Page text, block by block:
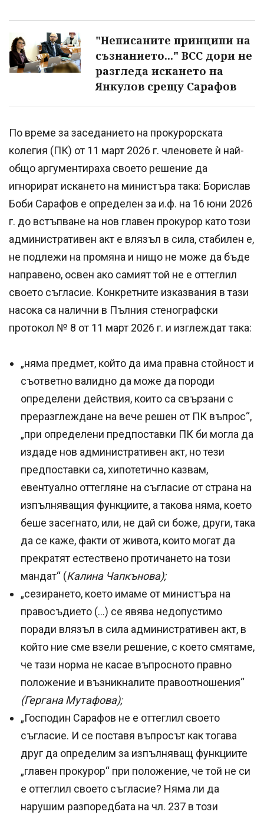
"Неписаните принципи на
съзнанието..." ВСС дори не
разгледа искането на
Янкулов срещу Сарафов
По време за заседанието на прокурорската
колегия (ПК) от 11 март 2026 г. членовете ѝ най-
общо аргументираха своето решение да
игнорират искането на министъра така: Борислав
Боби Сарафов е определен за и.ф. на 16 юни 2026
г. до встъпване на нов главен прокурор като този
административен акт е влязъл в сила, стабилен е,
не подлежи на промяна и нищо не може да бъде
направено, освен ако самият той не е оттеглил
своето съгласие. Конкретните изказвания в тази
насока са налични в Пълния стенографски
протокол № 8 от 11 март 2026 г. и изглеждат така:
„няма предмет, който да има правна стойност и
съответно валидно да може да породи
определени действия, които са свързани с
преразглеждане на вече решен от ПК въпрос“,
„при определени предпоставки ПК би могла да
издаде нов административен акт, но тези
предпоставки са, хипотетично казвам,
евентуално оттегляне на съгласие от страна на
изпълняващия функциите, а такова няма, което
беше засегнато, или, не дай си боже, други, така
да се каже, факти от живота, които могат да
прекратят естествено протичането на този
мандат“ (Калина Чапкънова);
„сезирането, което имаме от министъра на
правосъдието (…) се явява недопустимо
поради влязъл в сила административен акт, в
който ние сме взели решение, с което смятаме,
че тази норма не касае въпросното правно
положение и възникналите правоотношения“
(Гергана Мутафова);
„Господин Сарафов не е оттеглил своето
съгласие. И се поставя въпросът как тогава
друг да определим за изпълняващ функциите
„главен прокурор“ при положение, че той не си
е оттеглил своето съгласие? Няма ли да
нарушим разпоредбата на чл. 237 в този